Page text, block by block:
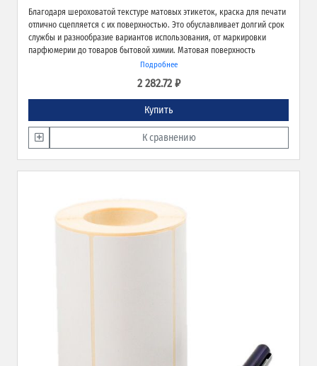
Благодаря шероховатой текстуре матовых этикеток, краска для печати
отлично сцепляется с их поверхностью. Это обуславливает долгий срок
службы и разнообразие вариантов использования, от маркировки
парфюмерии до товаров бытовой химии. Матовая поверхность
обеспечивает превосходное качество печати и широкие возможности
Подробнее
2 282.72 ₽
Купить
К сравнению